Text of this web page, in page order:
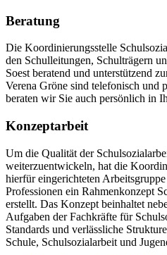
Beratung
Die Koordinierungsstelle
den Schulleitungen, Schulträgern
Soest beratend und unterstützend
Verena Gröne sind telefonisch und
beraten wir Sie auch persönlich in
Konzeptarbeit
Um die Qualität der
weiterzuentwickeln, hat die
hierfür eingerichteten
Professionen ein Rahmenkonzept
erstellt. Das Konzept beinhaltet
Aufgaben der Fachkräfte für
Standards und verlässliche
Schule, Schulsozialarbeit und